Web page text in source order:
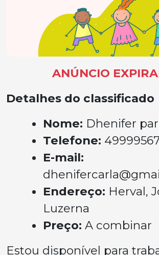
ANÚNCIO
Detalhes do classificado
Nome: Dhenifer
Telefone:
E-mail:
Endereço: Herval,
Luzerna
Preço: A combinar
Estou disponível para